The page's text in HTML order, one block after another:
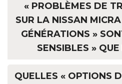
« PROBLÈMES DE
SUR LA NISSAN
GÉNÉRATIONS »
SENSIBLES » QUE
QUELLES « OPTIONS